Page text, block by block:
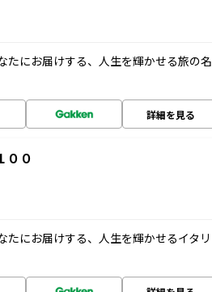
たにお届けする、人生を輝かせる旅の名
詳細を見る
００
にお届けする、人生を輝かせるイタリ